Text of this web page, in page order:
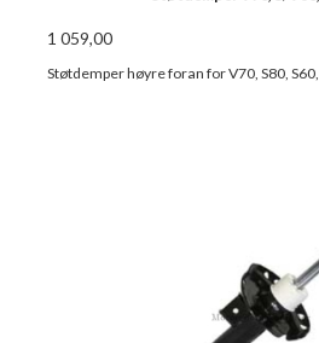
1 059,00
Støtdemper høyre foran for V70, S80,